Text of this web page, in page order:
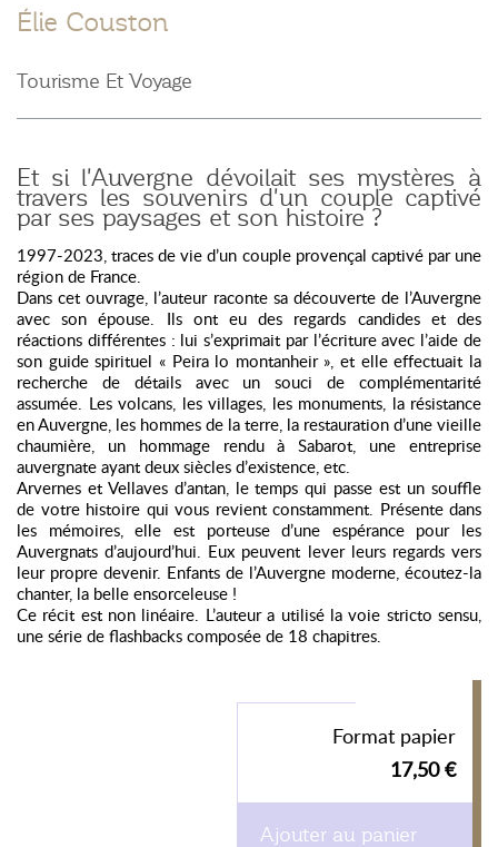
Élie Couston
Tourisme Et Voyage
Et si l'Auvergne dévoilait ses mystères à
travers les souvenirs d'un couple captivé
par ses paysages et son histoire ?
1997-2023, traces de vie d’un couple provençal captivé par une
région de France.
Dans cet ouvrage, l’auteur raconte sa découverte de l’Auvergne
avec son épouse. Ils ont eu des regards candides et des
réactions différentes : lui s’exprimait par l’écriture avec l’aide de
son guide spirituel « Peira lo montanheir », et elle effectuait la
recherche de détails avec un souci de complémentarité
assumée. Les volcans, les villages, les monuments, la résistance
en Auvergne, les hommes de la terre, la restauration d’une vieille
chaumière, un hommage rendu à Sabarot, une entreprise
auvergnate ayant deux siècles d’existence, etc.
Arvernes et Vellaves d’antan, le temps qui passe est un souffle
de votre histoire qui vous revient constamment. Présente dans
les mémoires, elle est porteuse d’une espérance pour les
Auvergnats d’aujourd’hui. Eux peuvent lever leurs regards vers
leur propre devenir. Enfants de l’Auvergne moderne, écoutez-la
chanter, la belle ensorceleuse !
Ce récit est non linéaire. L’auteur a utilisé la voie stricto sensu,
une série de flashbacks composée de 18 chapitres.
Format papier
17,50 €
Ajouter au panier